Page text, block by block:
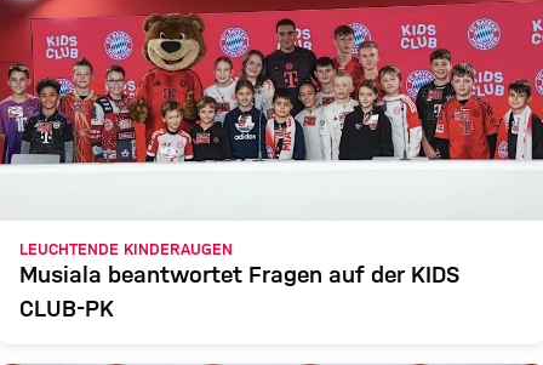
LEUCHTENDE KINDERAUGEN
Musiala beantwortet Fragen auf der KIDS
CLUB-PK